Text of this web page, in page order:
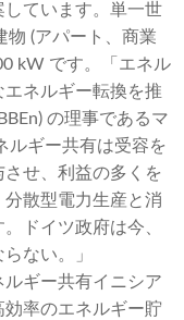
ています。単一世
物 (アパート、商業
kW です。「エネル
ネルギー転換を推
の理事であるマ
ルギー共有は受容を
せ、利益の多くを
散型電力生産と消
ドイツ政府は今、
ない。」
ギー共有イニシア
率のエネルギー貯